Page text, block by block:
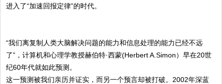
进入了“加速回报定律”的时代。
“我们离复制人类大脑解决问题的能力和信息处理的能力已经不远
了”，计算机和心理学教授赫伯特·西蒙(Herbert A.Simon）早在20世
纪60年代就如此预测。
这一预测被我们亲历并证实，而另一个预言却被打破。2002年深蓝